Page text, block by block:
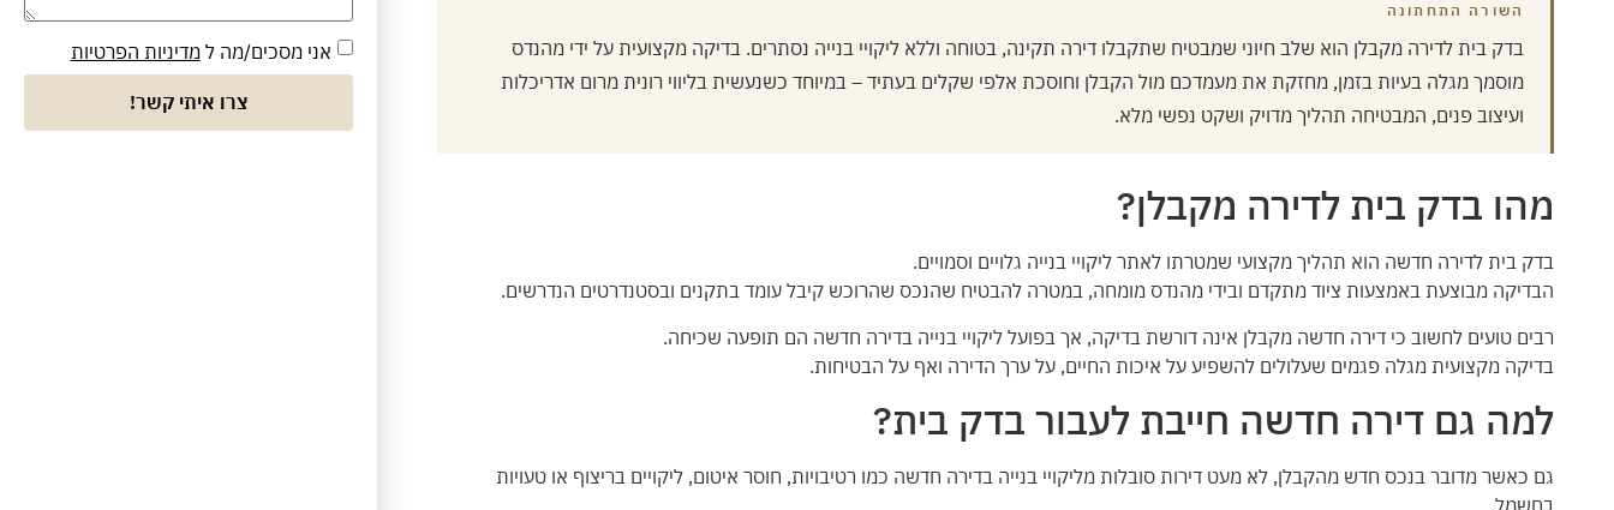
השורה התחתונה
בדק בית לדירה מקבלן הוא שלב חיוני שמבטיח שתקבלו דירה תקינה, בטוחה וללא ליקויי בנייה נסתרים. בדיקה מקצועית על ידי מהנדס
מוסמך מגלה בעיות בזמן, מחזקת את מעמדכם מול הקבלן וחוסכת אלפי שקלים בעתיד – במיוחד כשנעשית בליווי רונית מרום אדריכלות
ועיצוב פנים, המבטיחה תהליך מדויק ושקט נפשי מלא.
מהו בדק בית לדירה מקבלן?
בדק בית לדירה חדשה הוא תהליך מקצועי שמטרתו לאתר ליקויי בנייה גלויים וסמויים.
הבדיקה מבוצעת באמצעות ציוד מתקדם ובידי מהנדס מומחה, במטרה להבטיח שהנכס שהרוכש קיבל עומד בתקנים ובסטנדרטים הנדרשים.
רבים טועים לחשוב כי דירה חדשה מקבלן אינה דורשת בדיקה, אך בפועל ליקויי בנייה בדירה חדשה הם תופעה שכיחה.
בדיקה מקצועית מגלה פגמים שעלולים להשפיע על איכות החיים, על ערך הדירה ואף על הבטיחות.
למה גם דירה חדשה חייבת לעבור בדק בית?
גם כאשר מדובר בנכס חדש מהקבלן, לא מעט דירות סובלות מליקויי בנייה בדירה חדשה כמו רטיבויות, חוסר איטום, ליקויים בריצוף או טעויות
בחשמל.
אני מסכים/מה למדיניות הפרטיות
צרו איתי קשר!